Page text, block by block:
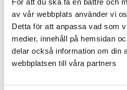
av vår webbplats använder vi
Detta för att anpassa vad som
medier, innehåll på hemsidan
delar också information om din
webbplatsen till våra partners
4.
Välj sedan hur du vill
månadsvis, årligen, eller